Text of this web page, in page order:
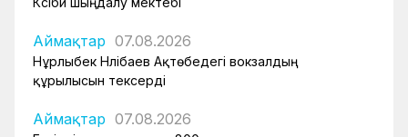
Аймақтар 07.08.2026
Нұрлыбек Нәлібаев Ақтөбедегі вокзалдың
құрылысын тексерді
Аймақтар 07.08.2026